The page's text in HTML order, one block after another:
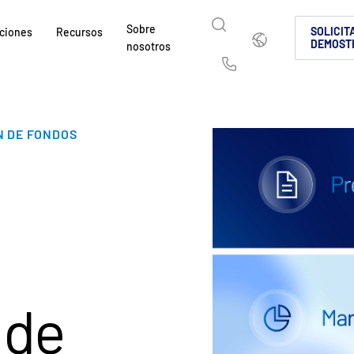
¿Por qué Intralinks?
Descubra por qué las empresas de los
y del entorno de inversiones alternativas eligen
Productos
Conozca nuestra plataforma
compartir archivos de forma segura
negociación globales, inversiones
CONOZCA MÁS
Soluciones
Descubra cómo compartir contenido
segura para que la colaboración sea
cumpla con la normativa.
Descubra cómo nuestra plataforma y
permiten manejar de forma segura
Recursos
Sobre
nosotros
Sobre nosotros
Descubra cómo SS&C Intralinks presta
mundial y los mercados de capital y
intercambio seguro de información para
adquisiciones (M&A), captación de capital e
Español
Português
Italiano
DE FONDOS